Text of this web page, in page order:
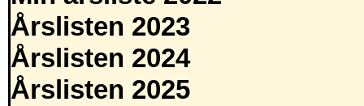
Årslisten 2023
Årslisten 2024
Årslisten 2025